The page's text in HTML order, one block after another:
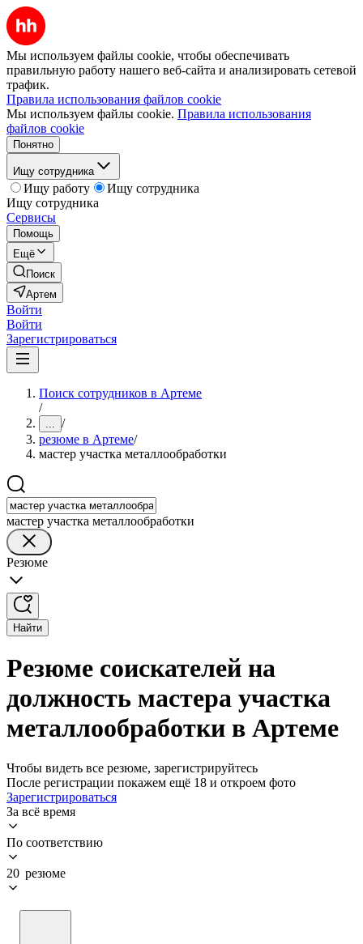
Мы используем файлы cookie, чтобы обеспечивать
правильную работу нашего веб-сайта и анализировать сетевой
трафик.
Правила использования файлов cookie
Мы используем файлы cookie. Правила использования
файлов cookie
Понятно
Ищу сотрудника
Ищу работу
Ищу сотрудника
Ищу сотрудника
Сервисы
Помощь
Ещё
Поиск
Артем
Войти
Войти
Зарегистрироваться
Поиск сотрудников в Артеме
/
... /
резюме в Артеме/
мастер участка металлообработки
мастер участка металлообработки
Резюме
Найти
Резюме соискателей на
должность мастера участка
металлообработки в Артеме
Чтобы видеть все резюме, зарегистрируйтесь
После регистрации покажем ещё 18 и откроем фото
Зарегистрироваться
За всё время
По соответствию
20 резюме